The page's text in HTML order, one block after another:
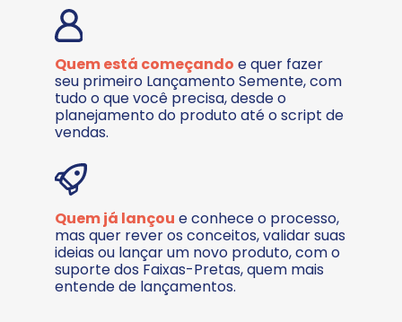
Quem está começando e quer fazer
seu primeiro Lançamento Semente, com
tudo o que você precisa, desde o
planejamento do produto até o script de
vendas.
Quem já lançou e conhece o processo,
mas quer rever os conceitos, validar suas
ideias ou lançar um novo produto, com o
suporte dos Faixas-Pretas, quem mais
entende de lançamentos.